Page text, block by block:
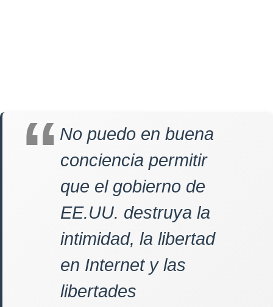
No puedo en buena
conciencia permitir
que el gobierno de
EE.UU. destruya la
intimidad, la libertad
en Internet y las
libertades